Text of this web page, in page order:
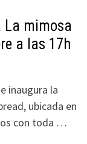
mimosa
a las 17h
inaugura la
ubicada en
con toda …